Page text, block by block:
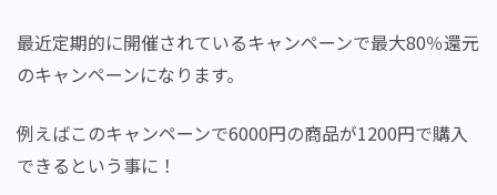
最近定期的に開催されているキャンペーンで最大80％還元
のキャンペーンになります。
例えばこのキャンペーンで6000円の商品が1200円で購入
できるという事に！